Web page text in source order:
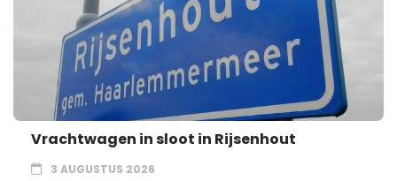
Vrachtwagen in sloot in Rijsenhout
3 AUGUSTUS 2026